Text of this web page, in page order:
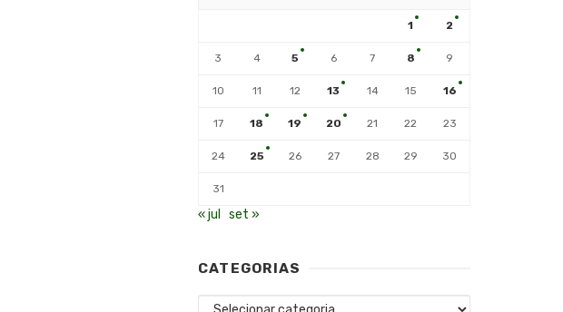
1 2
3 4 5 6 7 8 9
10 11 12 13 14 15 16
17 18 19 20 21 22 23
24 25 26 27 28 29 30
31
« jul set »
CATEGORIAS
Categorias